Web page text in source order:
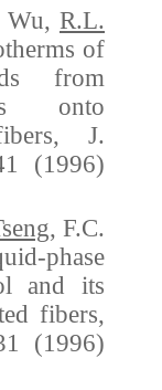
R.L.
of
from
onto
J.
(1996)
, F.C.
phase
and its
fibers,
(1996)